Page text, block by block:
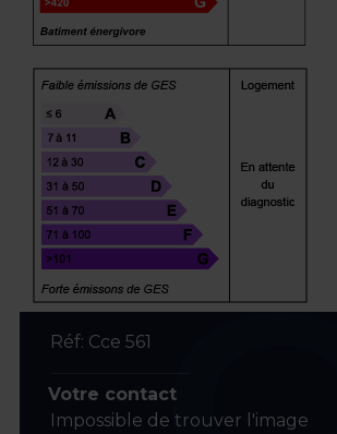
Réf: Cce 561
Votre contact
Impossible de trouver l'image